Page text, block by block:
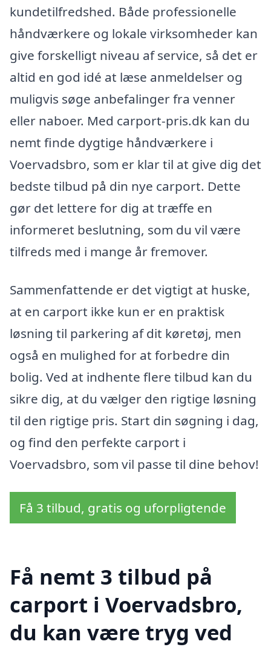
kundetilfredshed. Både professionelle
håndværkere og lokale virksomheder kan
give forskelligt niveau af service, så det er
altid en god idé at læse anmeldelser og
muligvis søge anbefalinger fra venner
eller naboer. Med carport-pris.dk kan du
nemt finde dygtige håndværkere i
Voervadsbro, som er klar til at give dig det
bedste tilbud på din nye carport. Dette
gør det lettere for dig at træffe en
informeret beslutning, som du vil være
tilfreds med i mange år fremover.
Sammenfattende er det vigtigt at huske,
at en carport ikke kun er en praktisk
løsning til parkering af dit køretøj, men
også en mulighed for at forbedre din
bolig. Ved at indhente flere tilbud kan du
sikre dig, at du vælger den rigtige løsning
til den rigtige pris. Start din søgning i dag,
og find den perfekte carport i
Voervadsbro, som vil passe til dine behov!
Få 3 tilbud, gratis og uforpligtende
Få nemt 3 tilbud på
carport i Voervadsbro,
du kan være tryg ved